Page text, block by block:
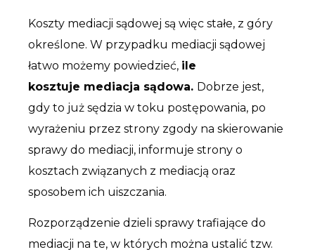
Koszty mediacji sądowej są więc stałe, z góry
określone. W przypadku mediacji sądowej
łatwo możemy powiedzieć, ile
kosztuje mediacja sądowa. Dobrze jest,
gdy to już sędzia w toku postępowania, po
wyrażeniu przez strony zgody na skierowanie
sprawy do mediacji, informuje strony o
kosztach związanych z mediacją oraz
sposobem ich uiszczania.
Rozporządzenie dzieli sprawy trafiające do
mediacji na te, w których można ustalić tzw.